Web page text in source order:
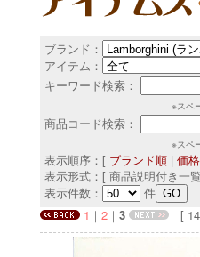
ブランド：
アイテム：
キーワード検索：
※スペ
商品コード検索：
※スペ
表示順序：[ ブランド順| 価
表示形式：[ 商品説明付き一
表示件数：
件
1 ｜ 2｜ 3 [